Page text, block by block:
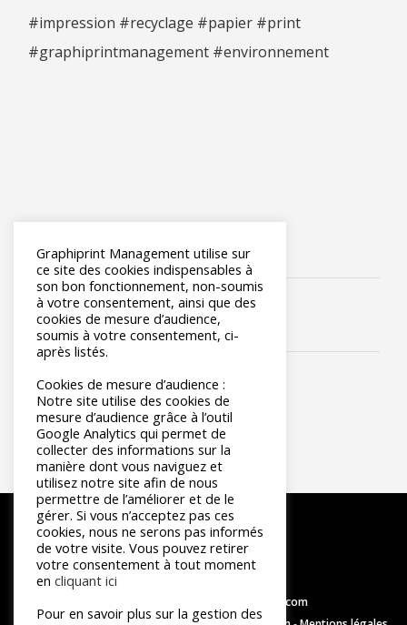
#impression #recyclage #papier #print
#graphiprintmanagement #environnement
contact@graphiprint-management.com
Graphiprint Management utilise sur
ce site des cookies indispensables à
son bon fonctionnement, non-soumis
à votre consentement, ainsi que des
cookies de mesure d’audience,
soumis à votre consentement, ci-
après listés.
Cookies de mesure d’audience :
Notre site utilise des cookies de
mesure d’audience grâce à l’outil
Google Analytics qui permet de
collecter des informations sur la
manière dont vous naviguez et
utilisez notre site afin de nous
permettre de l’améliorer et de le
gérer. Si vous n’acceptez pas ces
cookies, nous ne serons pas informés
de votre visite. Vous pouvez retirer
votre consentement à tout moment
en cliquant ici
Pour en savoir plus sur la gestion des